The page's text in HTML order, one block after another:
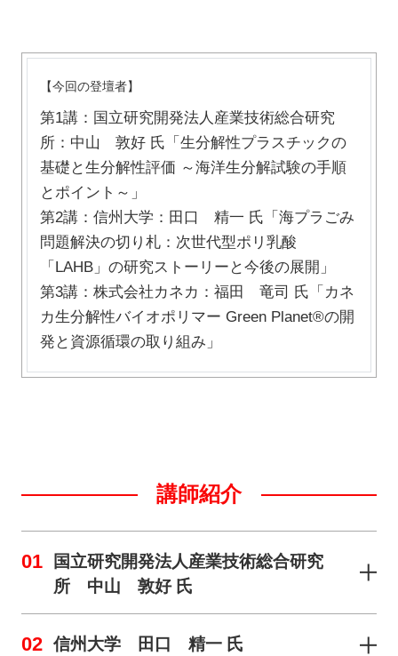
【今回の登壇者】
第1講：国立研究開発法人産業技術総合研究
所：中山 敦好 氏「生分解性プラスチックの
基礎と生分解性評価 ～海洋生分解試験の手順
とポイント～」
第2講：信州大学：田口 精一 氏「海プラごみ
問題解決の切り札：次世代型ポリ乳酸
「LAHB」の研究ストーリーと今後の展開」
第3講：株式会社カネカ：福田 竜司 氏「カネ
カ生分解性バイオポリマー Green Planet®の開
発と資源循環の取り組み」
講師紹介
01
国立研究開発法人産業技術総合研究
所 中山 敦好 氏
02 信州大学 田口 精一 氏